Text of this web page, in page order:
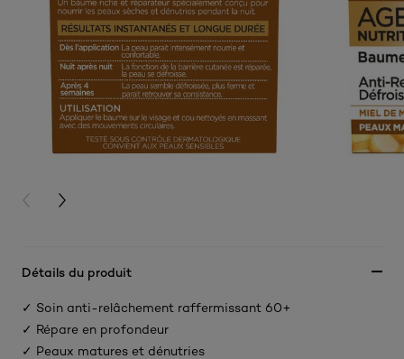
PREVIOUS CARD
NEXT CARD
Détails du produit
✓ Soin anti-relâchement raffermissant 60+
✓ Répare en profondeur
✓ Peaux matures et dénutries